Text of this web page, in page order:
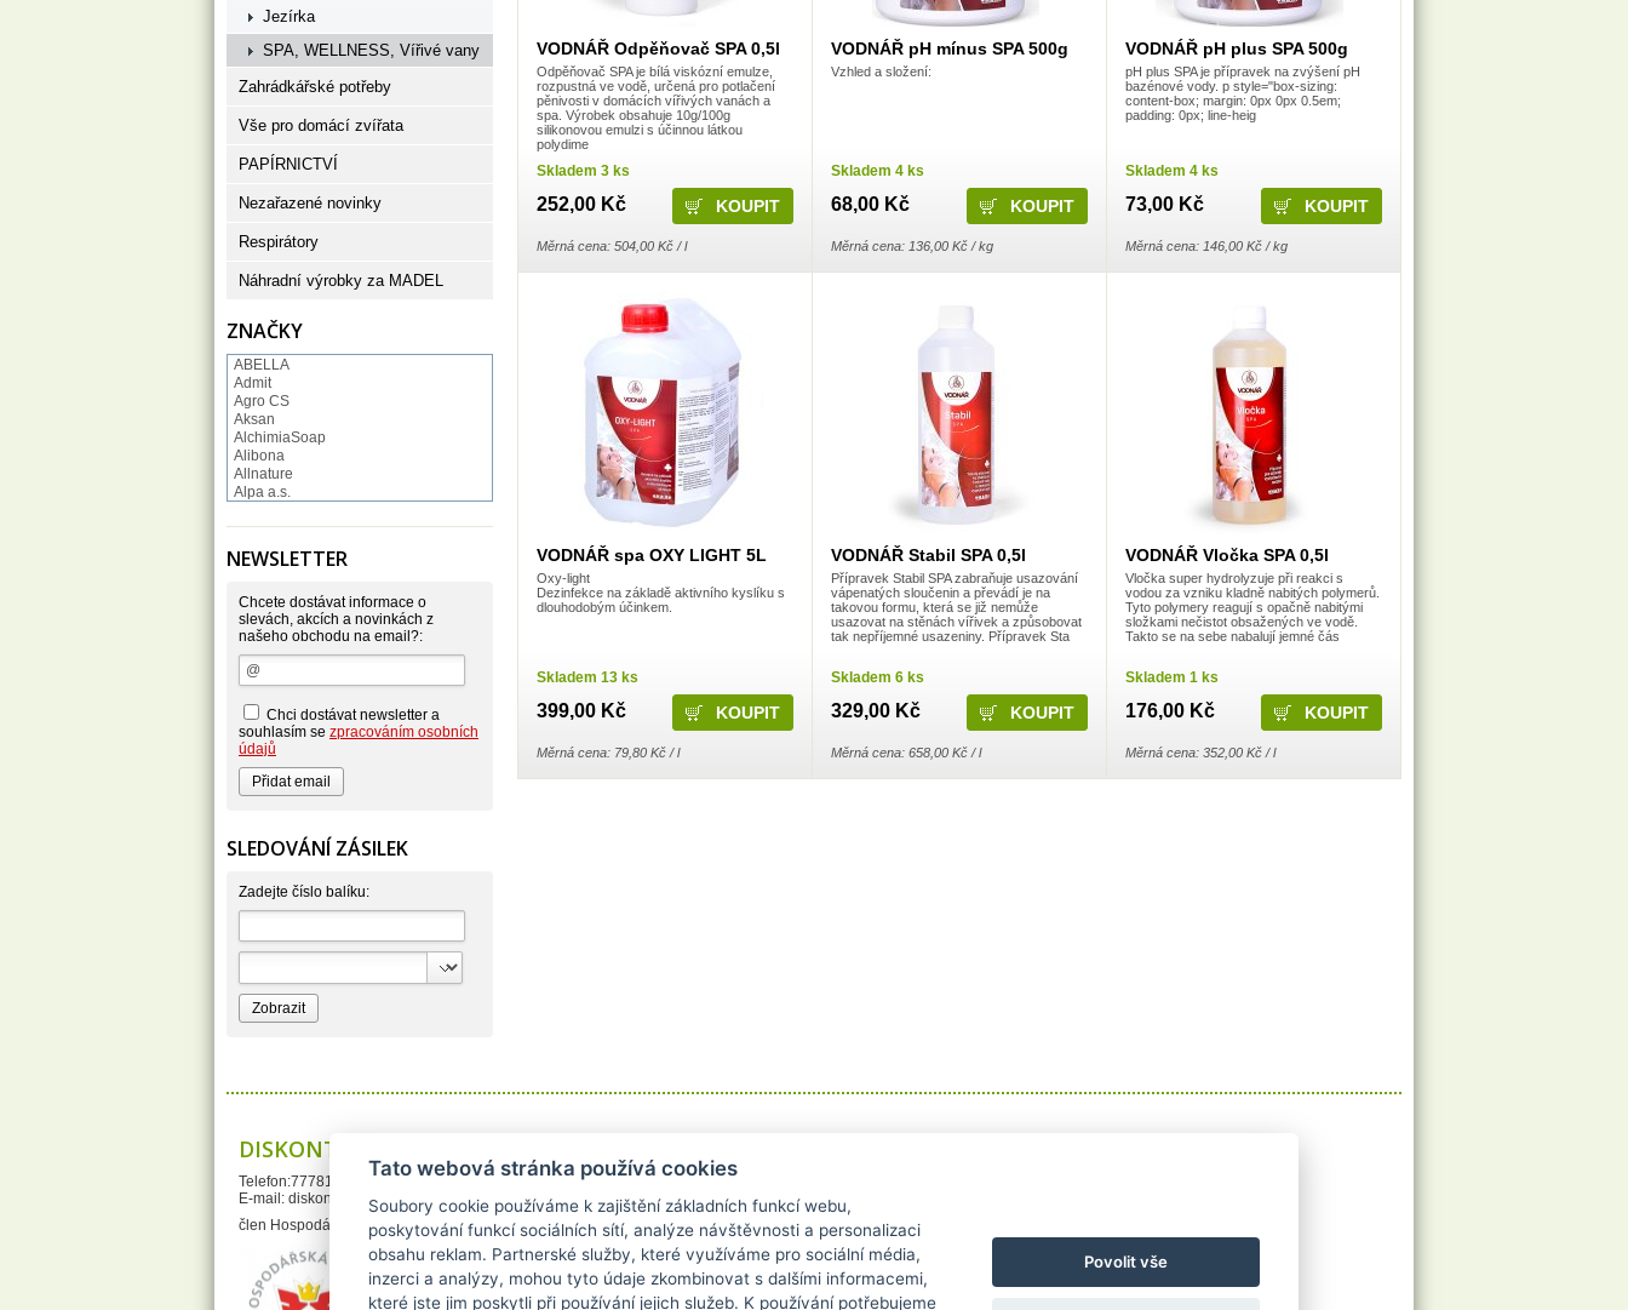
VODNÁŘ Odpěňovač SPA 0,5l
Odpěňovač SPA je bílá viskózní emulze,
rozpustná ve vodě, určená pro potlačení
pěnivosti v domácích vířivých vanách a
spa. Výrobek obsahuje 10g/100g
silikonovou emulzi s účinnou látkou
polydime
Skladem 3 ks
252,00 Kč
Měrná cena: 504,00 Kč / l
VODNÁŘ pH mínus SPA 500g
Vzhled a složení:
Skladem 4 ks
68,00 Kč
Měrná cena: 136,00 Kč / kg
VODNÁŘ pH plus SPA 500g
pH plus SPA je přípravek na zvýšení pH
bazénové vody. p style="box-sizing:
content-box; margin: 0px 0px 0.5em;
padding: 0px; line-heig
Skladem 4 ks
73,00 Kč
Měrná cena: 146,00 Kč / kg
VODNÁŘ spa OXY LIGHT 5L
Oxy-light
Dezinfekce na základě aktivního kyslíku s
dlouhodobým účinkem.
Skladem 13 ks
399,00 Kč
Měrná cena: 79,80 Kč / l
VODNÁŘ Stabil SPA 0,5l
Přípravek Stabil SPA zabraňuje usazování
vápenatých sloučenin a převádí je na
takovou formu, která se již nemůže
usazovat na stěnách vířivek a způsobovat
tak nepříjemné usazeniny. Přípravek Sta
Skladem 6 ks
329,00 Kč
Měrná cena: 658,00 Kč / l
VODNÁŘ Vločka SPA 0,5l
Vločka super hydrolyzuje při reakci s
vodou za vzniku kladně nabitých polymerů.
Tyto polymery reagují s opačně nabitými
složkami nečistot obsažených ve vodě.
Takto se na sebe nabalují jemné čás
Skladem 1 ks
176,00 Kč
Měrná cena: 352,00 Kč / l
Jezírka
SPA, WELLNESS, Vířivé vany
Zahrádkářské potřeby
Vše pro domácí zvířata
PAPÍRNICTVÍ
Nezařazené novinky
Respirátory
Náhradní výrobky za MADEL
ZNAČKY
ABELLA
Admit
Agro CS
Aksan
AlchimiaSoap
Alibona
Allnature
Alpa a.s.
Alufix
Astonish
Atlantic
AutoMax Group
Axcentive
BaL
Bateria
Beauty Lille
Beiersdorf - Nivea
Bella
Benkor
BERGEN S. R. L.
Bettina Barty
Bio-repel
Bioclean
Biolit
BIOM s.r.o.
Bioprospect
Bispol
Blue Stratos
BlueSun
Bolton
BumusCare GmBh
Certex
Chante Clair
Chopa
ChupaChups
Claro
Cleanzy s.r.o.
NEWSLETTER
Chcete dostávat informace o
slevách, akcích a novinkách z
našeho obchodu na email?:
Chci dostávat newsletter a
souhlasím se zpracováním osobních
údajů
SLEDOVÁNÍ ZÁSILEK
Zadejte číslo balíku:
DISKONTDROGERIE.cz
Telefon:777812121
E-mail: diskontdrogerie@gmail.com
člen Hospodářské Komory České republiky
Kontakt
Doprava a platba
Odstoupení od kupní smlouvy
Ochrana osobních údajů
Tato webová stránka používá cookies
Soubory cookie používáme k zajištění základních funkcí webu,
poskytování funkcí sociálních sítí, analýze návštěvnosti a personalizaci
obsahu reklam. Partnerské služby, které využíváme pro sociální média,
inzerci a analýzy, mohou tyto údaje zkombinovat s dalšími informacemi,
které jste jim poskytli při používání jejich služeb. K používání potřebujeme
Povolit vše